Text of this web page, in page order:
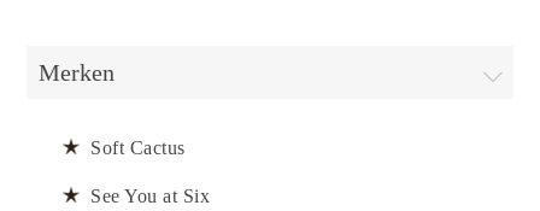
Merken
Soft Cactus
See You at Six